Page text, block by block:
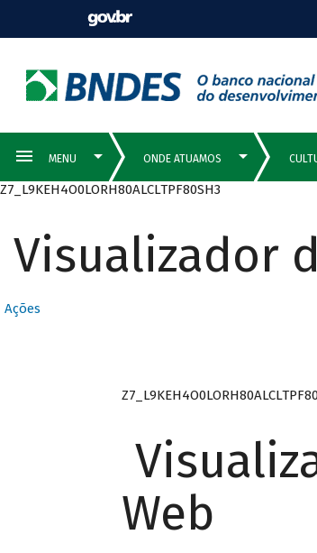
Z7_L9KEH4O0LORH80ALCLTPF80SH3
Visualizador
Ações
Web